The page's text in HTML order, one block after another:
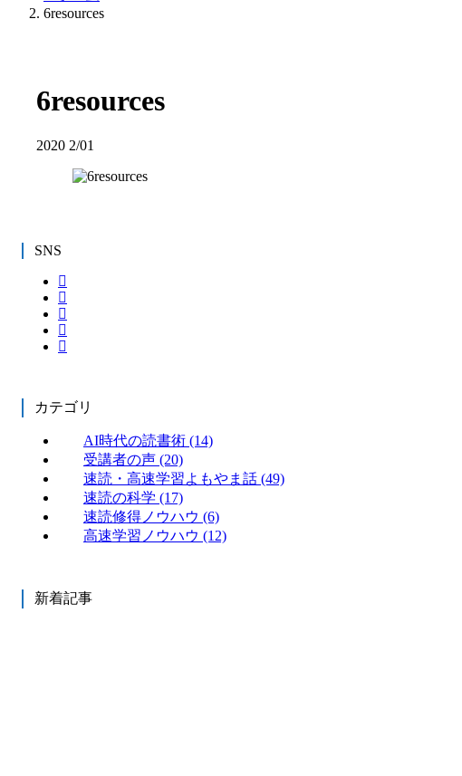
6resources
6resources
2020 2/01
SNS
カテゴリ
AI時代の読書術 (14)
受講者の声 (20)
速読・高速学習よもやま話 (49)
速読の科学 (17)
速読修得ノウハウ (6)
高速学習ノウハウ (12)
新着記事